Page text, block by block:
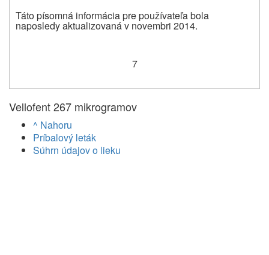
Táto písomná informácia pre používateľa bola
naposledy aktualizovaná v novembri 2014.
7
Vellofent 267 mikrogramov
^ Nahoru
Príbalový leták
Súhrn údajov o lieku